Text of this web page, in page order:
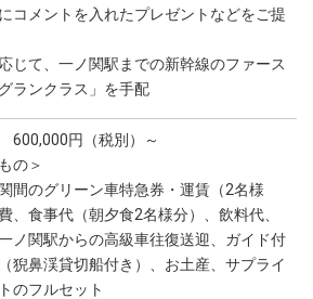
コメントを入れたプレゼントなどをご提
じて、一ノ関駅までの新幹線のファース
ランクラス」を手配
円（税別）～
の＞
間のグリーン車特急券・運賃（2名様
、食事代（朝夕食2名様分）、飲料代、
ノ関駅からの高級車往復送迎、ガイド付
猊鼻渓貸切船付き）、お土産、サプライ
のフルセット